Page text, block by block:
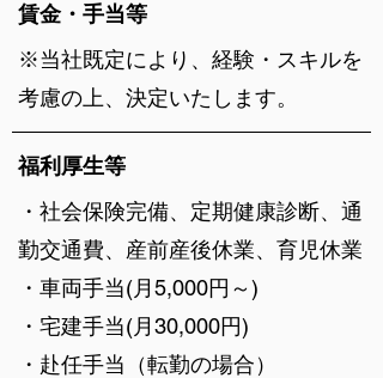
賃金・手当等
※当社既定により、経験・スキルを
考慮の上、決定いたします。
福利厚生等
・社会保険完備、定期健康診断、通
勤交通費、産前産後休業、育児休業
・車両手当(月5,000円～)
・宅建手当(月30,000円)
・赴任手当（転勤の場合）